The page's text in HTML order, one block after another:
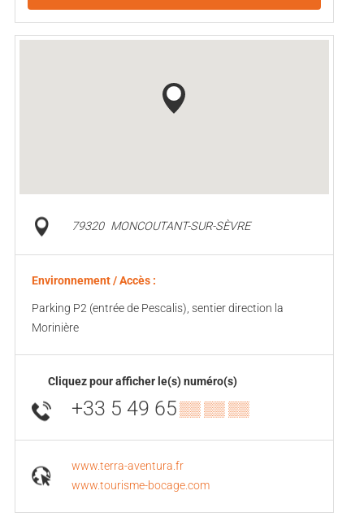
79320 MONCOUTANT-SUR-SÈVRE
Environnement / Accès :
Parking P2 (entrée de Pescalis), sentier direction la
Morinière
Cliquez pour afficher le(s) numéro(s)
+33 5 49 65▒▒ ▒▒ ▒▒
www.terra-aventura.fr
www.tourisme-bocage.com